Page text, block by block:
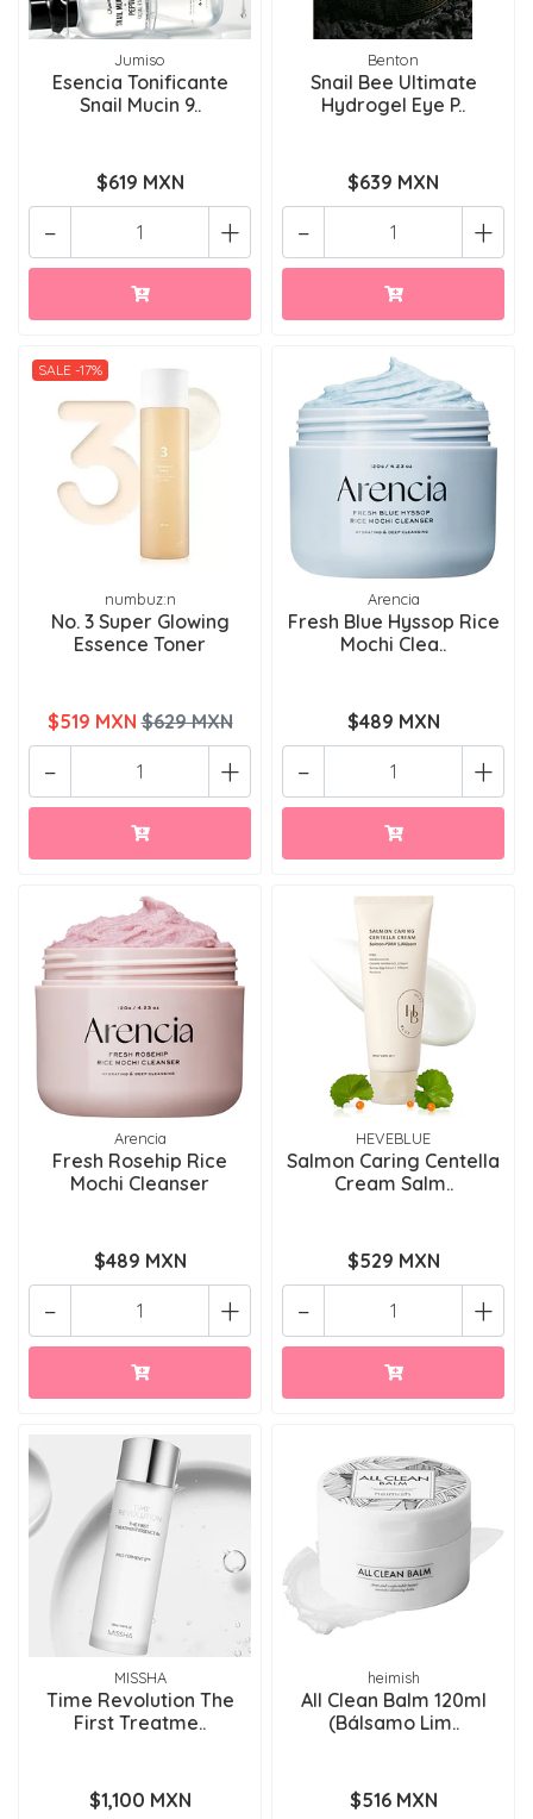
Jumiso
Esencia Tonificante
Snail Mucin 9..
$619 MXN
+
-
Benton
Snail Bee Ultimate
Hydrogel Eye P..
$639 MXN
+
-
SALE -17%
numbuz:n
No. 3 Super Glowing
Essence Toner
$519 MXN $629 MXN
+
-
Arencia
Fresh Blue Hyssop Rice
Mochi Clea..
$489 MXN
+
-
Arencia
Fresh Rosehip Rice
Mochi Cleanser
$489 MXN
+
-
HEVEBLUE
Salmon Caring Centella
Cream Salm..
$529 MXN
+
-
MISSHA
Time Revolution The
First Treatme..
$1,100 MXN
heimish
All Clean Balm 120ml
(Bálsamo Lim..
$516 MXN